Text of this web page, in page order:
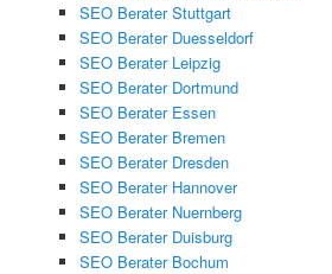
SEO Berater Stuttgart
SEO Berater Duesseldorf
SEO Berater Leipzig
SEO Berater Dortmund
SEO Berater Essen
SEO Berater Bremen
SEO Berater Dresden
SEO Berater Hannover
SEO Berater Nuernberg
SEO Berater Duisburg
SEO Berater Bochum